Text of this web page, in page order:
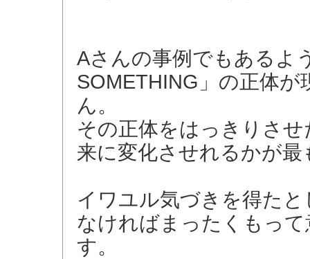
Aさんの事例でもあるよ
SOMETHING」の正体
ん。
その正体をはっきりさ
来に変化させれるかが最
イワユル気づきを得た
なければまったくもっ
す。